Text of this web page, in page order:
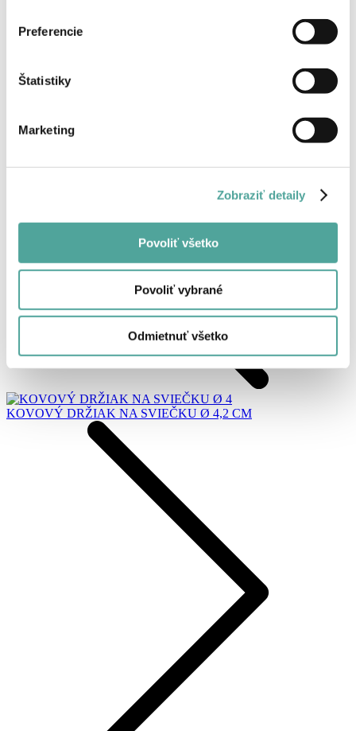
Preferencie
Štatistiky
Marketing
Zobraziť detaily
Povoliť všetko
Povoliť vybrané
Odmietnuť všetko
Späť
KOVOVÝ DRŽIAK NA SVIEČKU Ø 4,2 CM